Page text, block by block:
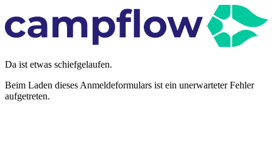
Da ist etwas schiefgelaufen.
Beim Laden dieses Anmeldeformulars ist ein unerwarteter Fehler
aufgetreten.